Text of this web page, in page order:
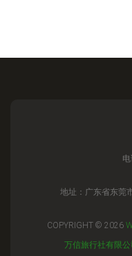
地址：广东省东莞
COPYRIGHT © 2026
万信旅行社有限公